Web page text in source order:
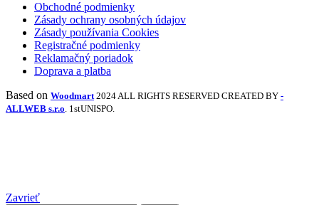
Obchodné podmienky
Zásady ochrany osobných údajov
Zásady používania Cookies
Registračné podmienky
Reklamačný poriadok
Doprava a platba
Based on Woodmart 2024 ALL RIGHTS RESERVED CREATED BY -
ALLWEB s.r.o. 1stUNISPO.
Zavrieť